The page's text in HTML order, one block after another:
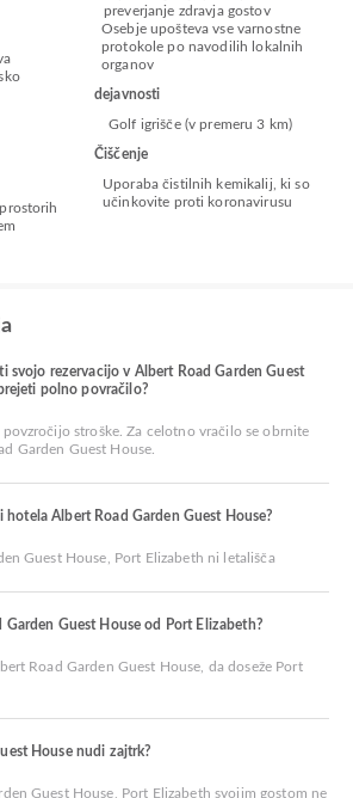
preverjanje zdravja gostov
Osebje upošteva vse varnostne
protokole po navodilih lokalnih
organov
dejavnosti
Golf igrišče (v premeru 3 km)
Čiščenje
Uporaba čistilnih kemikalij, ki so
učinkovite proti koronavirusu
svojo rezervacijo v Albert Road Garden Guest
polno povračilo?
stroške. Za celotno vračilo se obrnite
Garden Guest House.
hotela Albert Road Garden Guest House?
Guest House, Port Elizabeth ni letališča
Garden Guest House od Port Elizabeth?
Road Garden Guest House, da doseže Port
House nudi zajtrk?
Guest House, Port Elizabeth svojim gostom ne